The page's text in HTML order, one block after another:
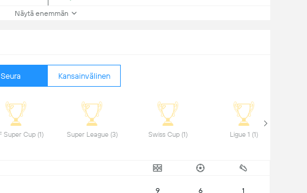
Näytä enemmän
Seura Kansainvälinen
CAF Super Cup (1) Super League (3)
9 6 1